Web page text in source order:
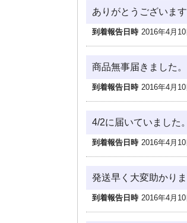
ありがとうございます
到着報告日時 2016年4月
商品無事届きました
到着報告日時 2016年4月
4/2に届いていました
到着報告日時 2016年4月
発送早く大変助かり
到着報告日時 2016年4月